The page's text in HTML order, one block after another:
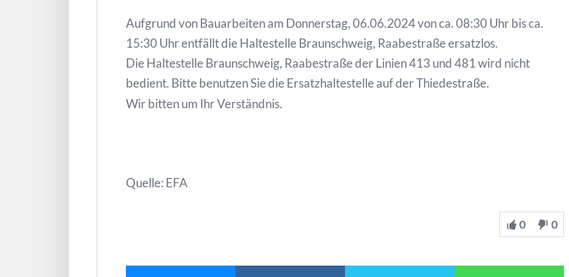
Aufgrund von Bauarbeiten am Donnerstag, 06.06.2024 von ca. 08:30 Uhr bis ca.
15:30 Uhr entfällt die Haltestelle Braunschweig, Raabestraße ersatzlos.
Die Haltestelle Braunschweig, Raabestraße der Linien 413 und 481 wird nicht
bedient. Bitte benutzen Sie die Ersatzhaltestelle auf der Thiedestraße.
Wir bitten um Ihr Verständnis.
Quelle: EFA
0 0